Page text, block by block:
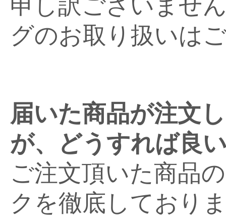
グのお取り扱いは
届いた商品が注文
が、どうすれば良
ご注文頂いた商品
クを徹底しており